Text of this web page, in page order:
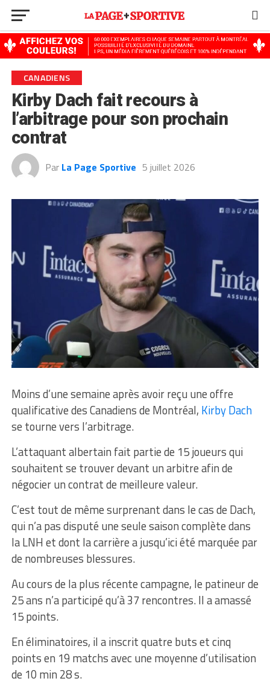
CANADIENS
Kirby Dach fait recours à
l’arbitrage pour son prochain
contrat
Par La Page Sportive 5 juillet 2026
Moins d’une semaine après avoir reçu une offre
qualificative des Canadiens de Montréal, Kirby Dach
se tourne vers l’arbitrage.
L’attaquant albertain fait partie de 15 joueurs qui
souhaitent se trouver devant un arbitre afin de
négocier un contrat de meilleure valeur.
C’est tout de même surprenant dans le cas de Dach,
qui n’a pas disputé une seule saison complète dans
la LNH et dont la carrière a jusqu’ici été marquée par
de nombreuses blessures.
Au cours de la plus récente campagne, le patineur de
25 ans n’a participé qu’à 37 rencontres. Il a amassé
15 points.
En éliminatoires, il a inscrit quatre buts et cinq
points en 19 matchs avec une moyenne d’utilisation
de 10 min 28 s.
Go to mobile version